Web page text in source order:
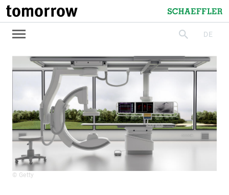
tomorrow
Schaeffler
suchenDE
© Getty